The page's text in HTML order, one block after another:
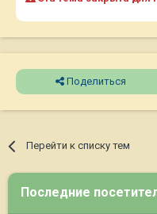
Поделиться
Перейти к списку тем
Последние